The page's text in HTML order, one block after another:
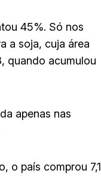
45%. Só nos
a soja, cuja área
quando acumulou
apenas nas
o país comprou 7,1